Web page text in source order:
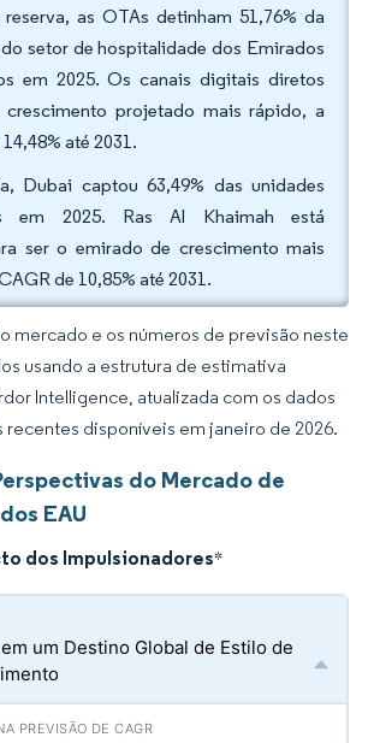
as OTAs detinham 51,76% da
setor de hospitalidade dos Emirados
em 2025. Os canais digitais diretos
crescimento projetado mais rápido, a
até 2031.
Dubai captou 63,49% das unidades
em 2025. Ras Al Khaimah está
ser o emirado de crescimento mais
de 10,85% até 2031.
mercado e os números de previsão neste
usando a estrutura de estimativa
Intelligence, atualizada com os dados
disponíveis em janeiro de 2026.
do Mercado de
EAU
dos Impulsionadores*
um Destino Global de Estilo de